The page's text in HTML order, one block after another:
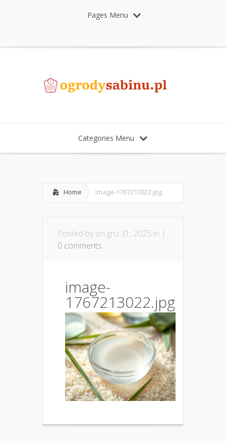
Pages Menu
Categories Menu
Home image-1767213022.jpg
Posted by on gru 31, 2025 in |
0 comments
image-
1767213022.jpg